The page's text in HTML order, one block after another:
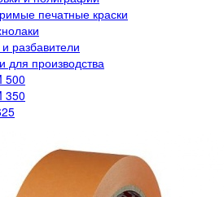
печатные краски
разбавители
для производства
500
350